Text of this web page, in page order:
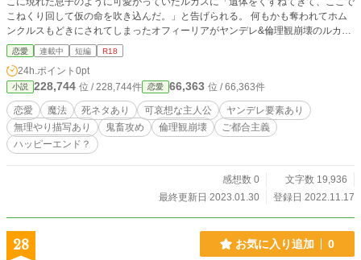
こねくり回して仮の命を吹き込んだ。」と告げられる。 何もかも奪われてホム
ンクルスもどきにされてしまったオフィーリアがヤンデレ&倫理観崩壊のルカス
に執着され暴力的過ぎる愛に翻弄されるお話。 ＊＊＊ 当初は前編と後編のみの
予定でしたが、気分が乗ったのでしばらく続きます。 序幕は数時間〜半日くら
いの出来事のお話です。 本当は1ページにまとめても良いかなと思ったのですが
いくら何でも長過ぎるとなり、2つにわけました。
恋愛 連載中 短編 R18
24h.ポイント 0pt
小説 228,744 位 / 228,744件 恋愛 66,363 位 / 66,363件
恋愛 魔法 死ネタあり 可哀想な主人公
ヤンデレ要素あり
無理やり描写あり
鬼畜攻め 倫理観崩壊
ご都合主義
ハッピーエンド？
感想数 0
文字数 19,936
最終更新日 2023.01.30
登録日 2022.11.17
28 お気に入り追加 0